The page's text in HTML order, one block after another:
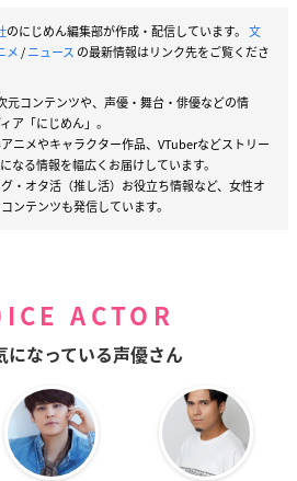
のにじめん編集部が作成・配信しています。 文
メ/ニュース の最新情報はリンク先をご覧くださ
元コンテンツや、声優・舞台・俳優などの情
ア「にじめん」。
ニメやキャラクター作品、VTuberなどストリー
なる情報を幅広くお届けしています。
・オタ活（推し活）お役立ち情報など、女性オ
ンテンツも発信しています。
ACTOR
になっている声優さん